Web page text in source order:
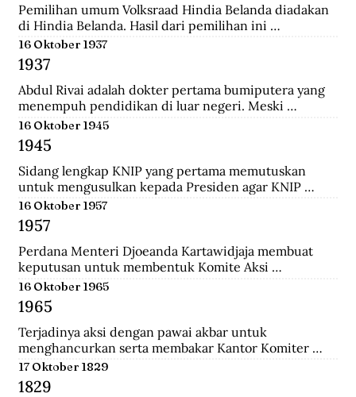
Pemilihan umum Volksraad Hindia Belanda diadakan
di Hindia Belanda. Hasil dari pemilihan ini
memberikan kemenangan kepada Perkumpulan
Pembebasan Hindia Belanda yang mengalahkan Partai
Etika Kristen Protestan dan Partai Katolik Hindia.
16 Oktober 1937
1937
Abdul Rivai adalah dokter pertama bumiputera yang
menempuh pendidikan di luar negeri. Meski
menempuh pendidikan dokter, ia rajin menulis dan
mengantarkannya menjadi jurnalis. Ia pernah
mendirikan Pewarta Wolanda, sebuah surat kabar
bebahasa melayu yang ia terbitkan di Belanda.
16 Oktober 1945
1945
Sidang lengkap KNIP yang pertama memutuskan
untuk mengusulkan kepada Presiden agar KNIP
diberi hak legislatif selama MPR dan DPR belum
terbentuk.
16 Oktober 1957
1957
Perdana Menteri Djoeanda Kartawidjaja membuat
keputusan untuk membentuk Komite Aksi
Pembebasan Irian Barat di tiap penjuru Indonesia. Di
Jakarta telah berlangsung demonstrasi pemuda yang
diikuti oleh 100.000 orang untuk menuntut
pembebasan Irian Barat.
16 Oktober 1965
1965
Terjadinya aksi dengan pawai akbar untuk
menghancurkan serta membakar Kantor Komiter
Daerah Besar PKI di Jalan Pahlawan, Surabaya.
17 Oktober 1829
1829